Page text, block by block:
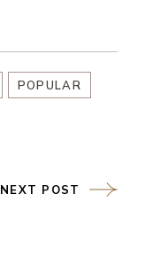
POPULAR
NEXT POST